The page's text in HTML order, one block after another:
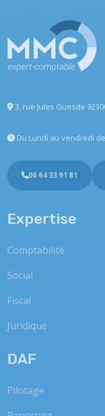
3, rue Jules Guesde
Du Lundi au vendredi
06 64 33 91 81
Expertise
Comptabilité
Social
Fiscal
Juridique
DAF
Pilotage